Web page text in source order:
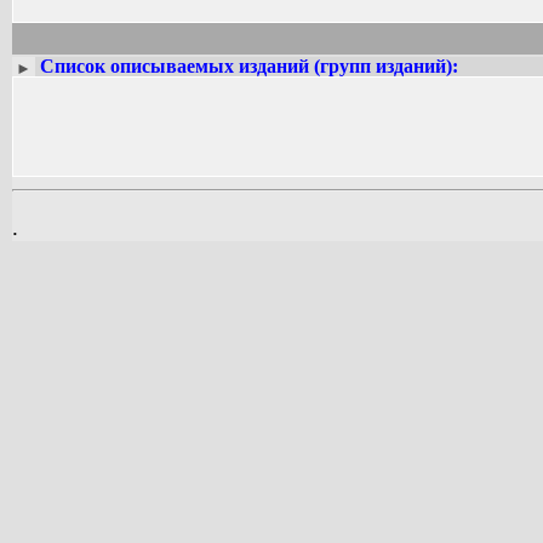
► Список описываемых изданий (групп изданий):
.